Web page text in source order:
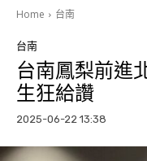
Home 台南
台南
台南鳳梨前進
生狂給讚
2025-06-22 13:38